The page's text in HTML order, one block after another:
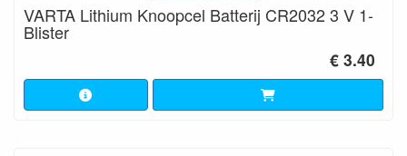
VARTA Lithium Knoopcel Batterij CR2032 3 V 1-
Blister
€ 3.40